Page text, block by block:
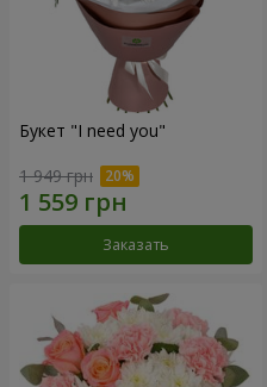
Букет "I need you"
1 949 грн
Заказать